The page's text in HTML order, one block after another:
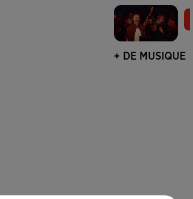
+ DE MUSIQUE